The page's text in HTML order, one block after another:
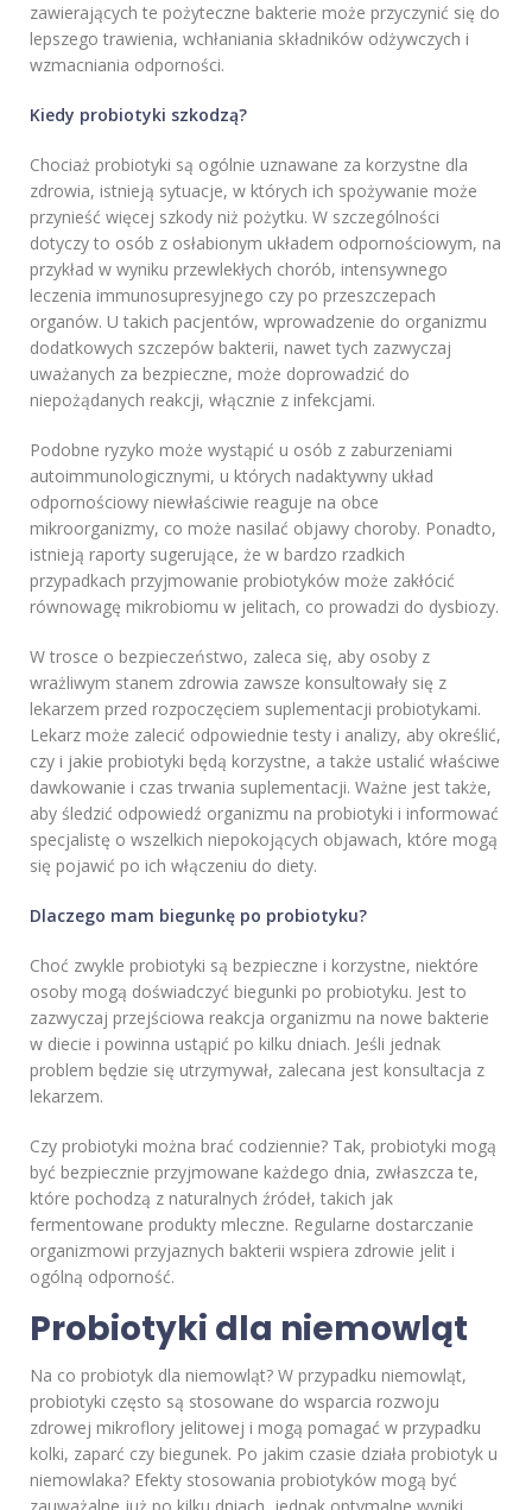
zawierających te pożyteczne bakterie może przyczynić się do
lepszego trawienia, wchłaniania składników odżywczych i
wzmacniania odporności.
Kiedy probiotyki szkodzą?
Chociaż probiotyki są ogólnie uznawane za korzystne dla
zdrowia, istnieją sytuacje, w których ich spożywanie może
przynieść więcej szkody niż pożytku. W szczególności
dotyczy to osób z osłabionym układem odpornościowym, na
przykład w wyniku przewlekłych chorób, intensywnego
leczenia immunosupresyjnego czy po przeszczepach
organów. U takich pacjentów, wprowadzenie do organizmu
dodatkowych szczepów bakterii, nawet tych zazwyczaj
uważanych za bezpieczne, może doprowadzić do
niepożądanych reakcji, włącznie z infekcjami.
Podobne ryzyko może wystąpić u osób z zaburzeniami
autoimmunologicznymi, u których nadaktywny układ
odpornościowy niewłaściwie reaguje na obce
mikroorganizmy, co może nasilać objawy choroby. Ponadto,
istnieją raporty sugerujące, że w bardzo rzadkich
przypadkach przyjmowanie probiotyków może zakłócić
równowagę mikrobiomu w jelitach, co prowadzi do dysbiozy.
W trosce o bezpieczeństwo, zaleca się, aby osoby z
wrażliwym stanem zdrowia zawsze konsultowały się z
lekarzem przed rozpoczęciem suplementacji probiotykami.
Lekarz może zalecić odpowiednie testy i analizy, aby określić,
czy i jakie probiotyki będą korzystne, a także ustalić właściwe
dawkowanie i czas trwania suplementacji. Ważne jest także,
aby śledzić odpowiedź organizmu na probiotyki i informować
specjalistę o wszelkich niepokojących objawach, które mogą
się pojawić po ich włączeniu do diety.
Dlaczego mam biegunkę po probiotyku?
Choć zwykle probiotyki są bezpieczne i korzystne, niektóre
osoby mogą doświadczyć biegunki po probiotyku. Jest to
zazwyczaj przejściowa reakcja organizmu na nowe bakterie
w diecie i powinna ustąpić po kilku dniach. Jeśli jednak
problem będzie się utrzymywał, zalecana jest konsultacja z
lekarzem.
Czy probiotyki można brać codziennie? Tak, probiotyki mogą
być bezpiecznie przyjmowane każdego dnia, zwłaszcza te,
które pochodzą z naturalnych źródeł, takich jak
fermentowane produkty mleczne. Regularne dostarczanie
organizmowi przyjaznych bakterii wspiera zdrowie jelit i
ogólną odporność.
Probiotyki dla niemowląt
Na co probiotyk dla niemowląt? W przypadku niemowląt,
probiotyki często są stosowane do wsparcia rozwoju
zdrowej mikroflory jelitowej i mogą pomagać w przypadku
kolki, zaparć czy biegunek. Po jakim czasie działa probiotyk u
niemowlaka? Efekty stosowania probiotyków mogą być